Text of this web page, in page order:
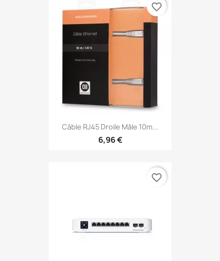
Câble RJ45 Droile Mâle 10m...
6,96 €
favorite_border
favorite_border